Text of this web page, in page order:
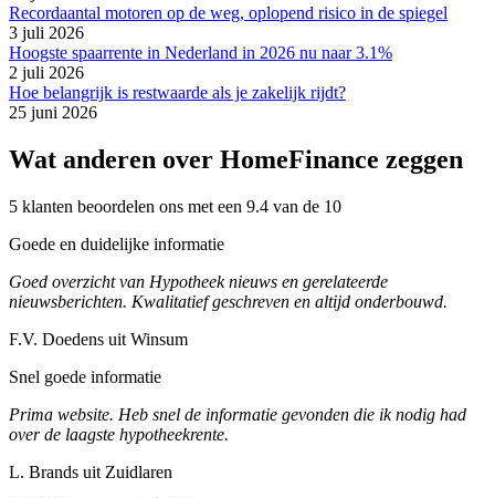
Recordaantal motoren op de weg, oplopend risico in de spiegel
3 juli 2026
Hoogste spaarrente in Nederland in 2026 nu naar 3.1%
2 juli 2026
Hoe belangrijk is restwaarde als je zakelijk rijdt?
25 juni 2026
Wat anderen over HomeFinance zeggen
5 klanten beoordelen ons met een 9.4 van de 10
Goede en duidelijke informatie
Goed overzicht van Hypotheek nieuws en gerelateerde
nieuwsberichten. Kwalitatief geschreven en altijd onderbouwd.
F.V. Doedens uit Winsum
Snel goede informatie
Prima website. Heb snel de informatie gevonden die ik nodig had
over de laagste hypotheekrente.
L. Brands uit Zuidlaren